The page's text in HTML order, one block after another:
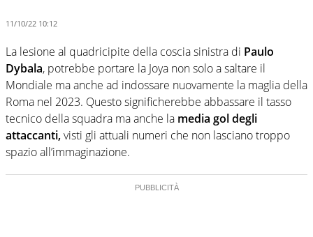
11/10/22 10:12
La lesione al quadricipite della coscia sinistra di Paulo
Dybala, potrebbe portare la Joya non solo a saltare il
Mondiale ma anche ad indossare nuovamente la maglia della
Roma nel 2023. Questo significherebbe abbassare il tasso
tecnico della squadra ma anche la media gol degli
attaccanti,visti gli attuali numeri che non lasciano troppo
spazio all’immaginazione.